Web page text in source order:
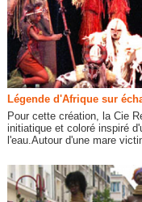
Légende d'Afrique sur
Pour cette création, la Cie
initiatique et coloré inspiré
l'eau.Autour d'une mare